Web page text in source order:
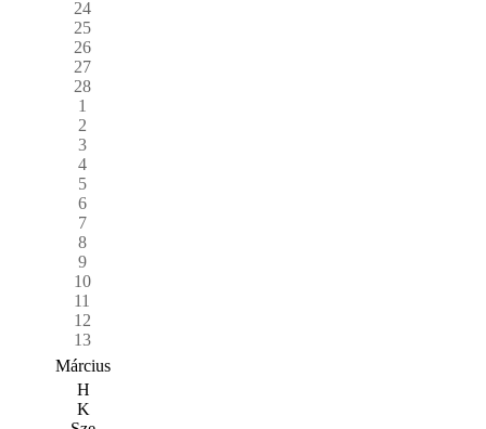
24
25
26
27
28
1
2
3
4
5
6
7
8
9
10
11
12
13
Március
H
K